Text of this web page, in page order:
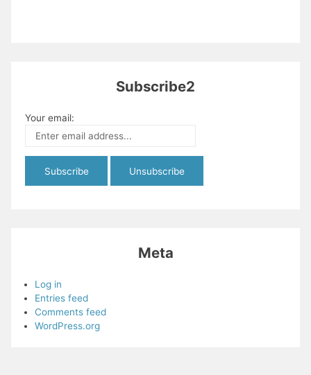
Subscribe2
Your email:
Meta
Log in
Entries feed
Comments feed
WordPress.org